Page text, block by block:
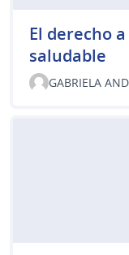
El derecho
saludable
GABRIELA